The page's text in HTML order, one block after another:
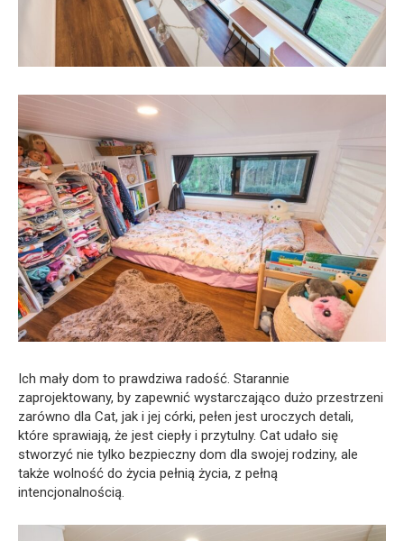
Ich mały dom to prawdziwa radość. Starannie
zaprojektowany, by zapewnić wystarczająco dużo przestrzeni
zarówno dla Cat, jak i jej córki, pełen jest uroczych detali,
które sprawiają, że jest ciepły i przytulny. Cat udało się
stworzyć nie tylko bezpieczny dom dla swojej rodziny, ale
także wolność do życia pełnią życia, z pełną
intencjonalnością.